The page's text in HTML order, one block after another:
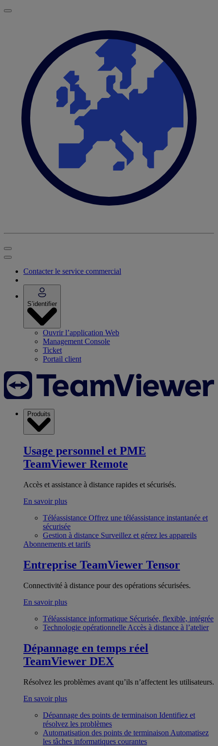
Contacter le service commercial
S’identifier
Ouvrir l’application Web
Management Console
Ticket
Portail client
Produits
Usage personnel et PME
TeamViewer Remote
Accès et assistance à distance rapides et sécurisés.
En savoir plus
Téléassistance Offrez une téléassistance instantanée et
sécurisée
Gestion à distance Surveillez et gérez les appareils
Abonnements et tarifs
Entreprise TeamViewer Tensor
Connectivité à distance pour des opérations sécurisées.
En savoir plus
Téléassistance informatique Sécurisée, flexible, intégrée
Technologie opérationnelle Accès à distance à l’atelier
Dépannage en temps réel
TeamViewer DEX
Résolvez les problèmes avant qu’ils n’affectent les utilisateurs.
En savoir plus
Dépannage des points de terminaison Identifiez et
résolvez les problèmes
Automatisation des points de terminaison Automatisez
les tâches informatiques courantes